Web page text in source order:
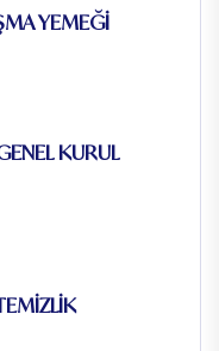
YEMEĞİ
KURUL